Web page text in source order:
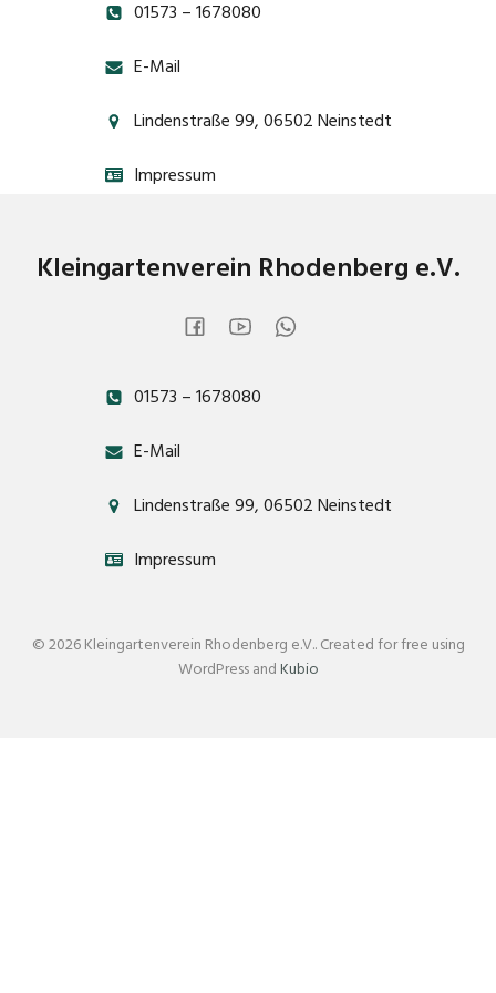
01573 – 1678080
E-Mail
Lindenstraße 99, 06502 Neinstedt
Impressum
Kleingartenverein Rhodenberg e.V.
01573 – 1678080
E-Mail
Lindenstraße 99, 06502 Neinstedt
Impressum
© 2026 Kleingartenverein Rhodenberg e.V.. Created for free using
WordPress andKubio